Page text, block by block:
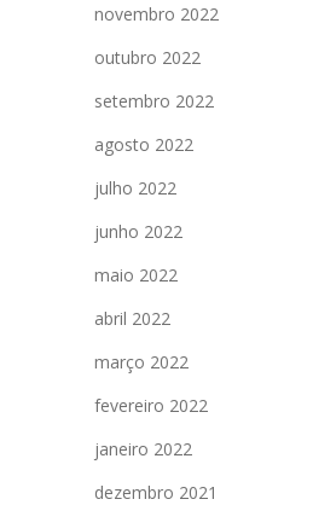
novembro 2022
outubro 2022
setembro 2022
agosto 2022
julho 2022
junho 2022
maio 2022
abril 2022
março 2022
fevereiro 2022
janeiro 2022
dezembro 2021